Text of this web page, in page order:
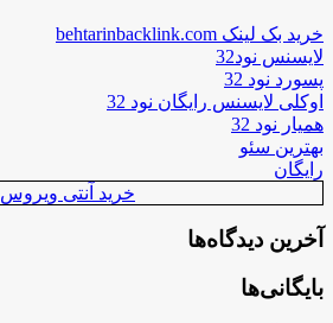
خرید بک لینک behtarinbacklink.com
لایسنس نود32
پسورد نود 32
اوکلی لایسنس رایگان نود 32
همیار نود 32
بهترین سئو
رایگان
خرید آنتی ویروس
آخرین دیدگاه‌ها
بایگانی‌ها